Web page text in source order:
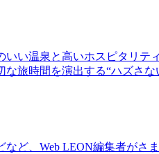
い温泉と高いホスピタリテ
旅時間を演出する“ハズさ
ど、Web LEON編集者がさ